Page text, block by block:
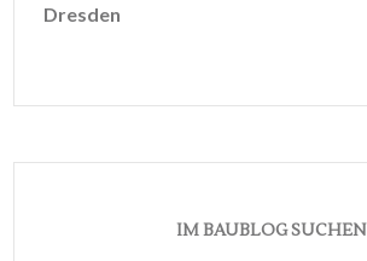
Dresden
IM BAUBLOG SUCHEN